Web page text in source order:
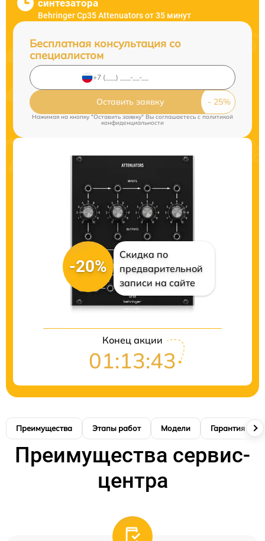
синтезатора
Behringer Cp35 Attenuators от 35 минут
Бесплатная консультация со
специалистом
Оставить заявку
Нажимая на кнопку "Оставить заявку" Вы соглашаетесь cполитикой
конфиденциальности
-20%
Скидка по
предварительной
записи на сайте
Конец акции
01:13:41
Преимущества Этапы работ Модели Гарантия
Преимущества сервис-
центра